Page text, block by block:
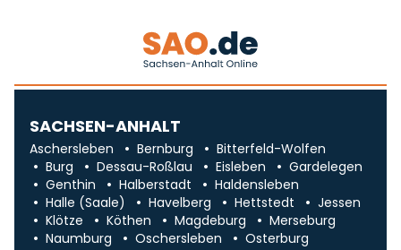
SACHSEN-ANHALT
Aschersleben Bernburg
Bitterfeld-Wolfen
Burg
Dessau-Roßlau Eisleben
Gardelegen
Genthin
Halberstadt
Haldensleben
Halle (Saale)
Havelberg Hettstedt
Jessen
Klötze
Köthen Magdeburg
Merseburg
Naumburg
Oschersleben
Osterburg